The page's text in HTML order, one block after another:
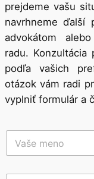
prejdeme vašu
navrhneme ďalší
advokátom
radu. Konzultácia
podľa vašich
otázok vám radi
vyplniť formulár a
V
š